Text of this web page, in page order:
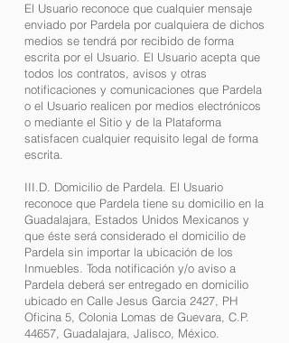
El Usuario reconoce que cualquier mensaje
enviado por Pardela por cualquiera de dichos
medios se tendrá por recibido de forma
escrita por el Usuario. El Usuario acepta que
todos los contratos, avisos y otras
notificaciones y comunicaciones que Pardela
o el Usuario realicen por medios electrónicos
o mediante el Sitio y de la Plataforma
satisfacen cualquier requisito legal de forma
escrita.
III.D. Domicilio de Pardela. El Usuario
reconoce que Pardela tiene su domicilio en la
Guadalajara, Estados Unidos Mexicanos y
que éste será considerado el domicilio de
Pardela sin importar la ubicación de los
Inmuebles. Toda notificación y/o aviso a
Pardela deberá ser entregado en domicilio
ubicado en Calle Jesus Garcia 2427, PH
Oficina 5, Colonia Lomas de Guevara, C.P.
44657, Guadalajara, Jalisco, México.